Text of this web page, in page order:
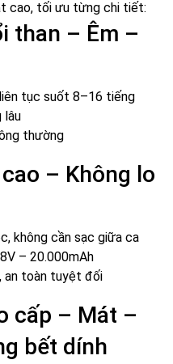
cao, tối ưu từng chi tiết:
than – Êm –
tục suốt 8–16 tiếng
lâu
thường
– Không lo
không cần sạc giữa ca
– 20.000mAh
an toàn tuyệt đối
cấp – Mát –
bết dính